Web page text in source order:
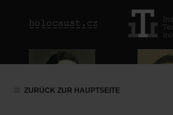
ZURÜCK ZUR HAUPTSEITE